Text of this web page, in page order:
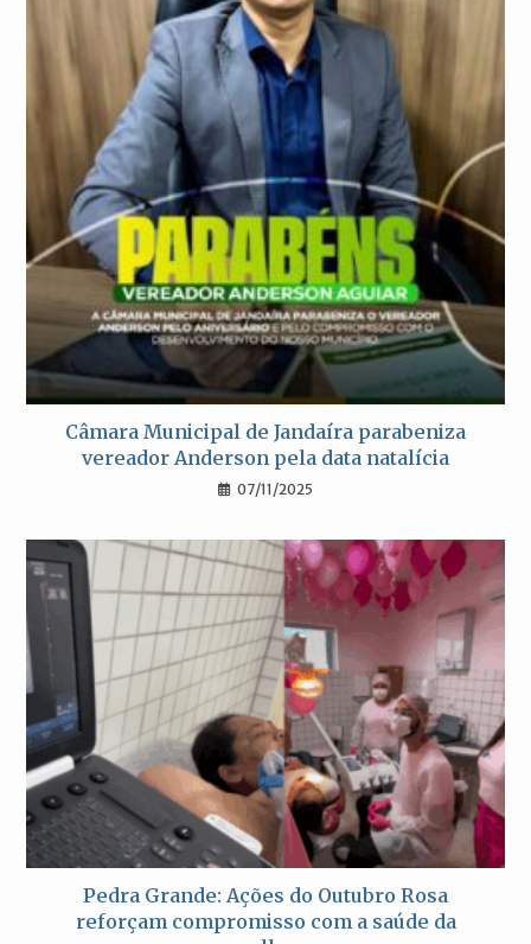
Câmara Municipal de Jandaíra parabeniza
vereador Anderson pela data natalícia
07/11/2025
Pedra Grande: Ações do Outubro Rosa
reforçam compromisso com a saúde da